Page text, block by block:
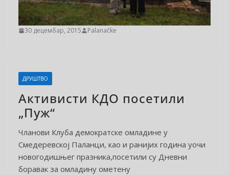
30 децембар, 2015 Palanačke
ДРУШТВО
Активисти КДО посетили
„Пуж“
Чланови Клуба демократске омладине у
Смедеревској Паланци, као и ранијих година уочи
новогодишњег празника,посетили су Дневни
боравак за омладину ометену